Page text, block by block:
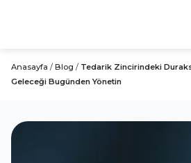
Anasayfa / Blog / Tedarik Zincirindeki
Geleceği Bugünden Yönetin